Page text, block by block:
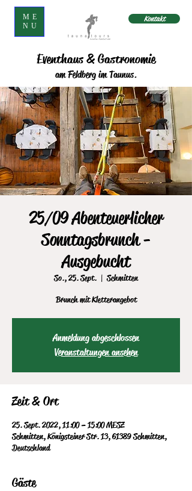
ME
NU
Kontakt
Eventhaus & Gastronomie
am Feldberg im Taunus.
25/09 Abenteuerlicher
Sonntagsbrunch -
Ausgebucht
So., 25. Sept.
  |
Schmitten
Brunch mit Kletterangebot
Anmeldung abgeschlossen
Veranstaltungen ansehen
Zeit & Ort
25. Sept. 2022, 11:00 – 15:00 MESZ
Schmitten, Königsteiner Str. 13, 61389 Schmitten,
Deutschland
Gäste